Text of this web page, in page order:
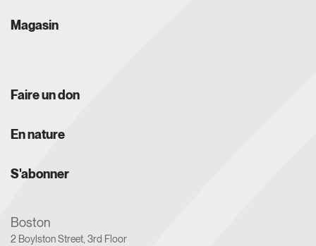
Magasin
Faire un don
En nature
S'abonner
Boston
2 Boylston Street, 3rd Floor